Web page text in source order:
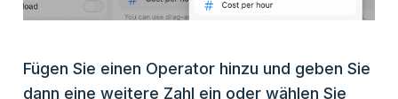
Fügen Sie einen Operator hinzu und geben Sie
dann eine weitere Zahl ein oder wählen Sie